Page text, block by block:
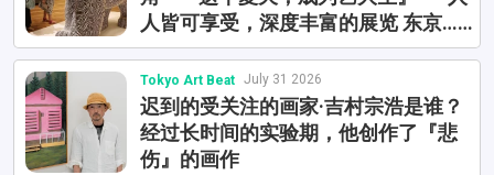
人皆可享受，深度丰富的展览 东京……
Tokyo Art Beat July 31 2026
迟到的受关注的画家·吉村宗浩是谁？
经过长时间的实验期，他创作了『悲
伤』的画作